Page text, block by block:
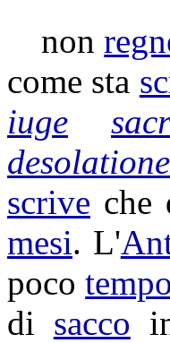
non
come sta
iuge
scrive che
mesi. L'
pocotempo
di sacco